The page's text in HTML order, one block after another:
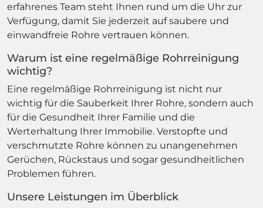
erfahrenes Team steht Ihnen rund um die Uhr zur
Verfügung, damit Sie jederzeit auf saubere und
einwandfreie Rohre vertrauen können.
Warum ist eine regelmäßige Rohrreinigung
wichtig?
Eine regelmäßige Rohrreinigung ist nicht nur
wichtig für die Sauberkeit Ihrer Rohre, sondern auch
für die Gesundheit Ihrer Familie und die
Werterhaltung Ihrer Immobilie. Verstopfte und
verschmutzte Rohre können zu unangenehmen
Gerüchen, Rückstaus und sogar gesundheitlichen
Problemen führen.
Unsere Leistungen im Überblick